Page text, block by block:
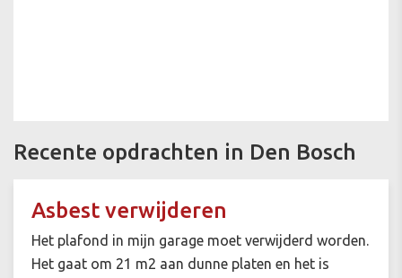
Recente opdrachten in Den Bosch
Asbest verwijderen
Het plafond in mijn garage moet verwijderd worden.
Het gaat om 21 m2 aan dunne platen en het is